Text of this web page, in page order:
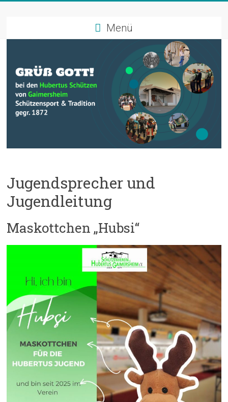
Schützenverein
Hubertus
Schützensport
und
Tradition
Menü
Jugendsprecher und
Jugendleitung
Maskottchen „Hubsi“